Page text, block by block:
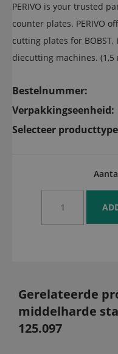
PERIVO is your trusted
counter plates. PERIVO
cutting plates for BOBST,
diecutting machines.
Bestelnummer:
Verpakkingseenheid:
Selecteer
Gerelateerde
middelharde
125.097